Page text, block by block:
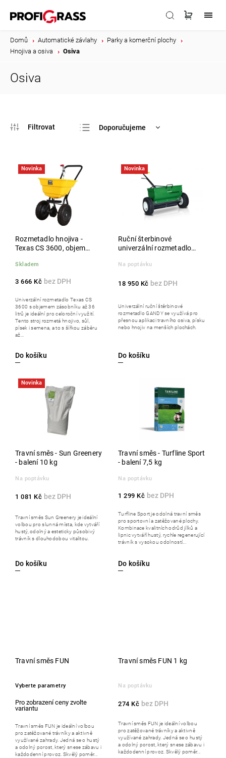
Domů Automatické závlahy Parky a komerční plochy
Hnojiva a osiva
Osiva
Osiva
Doporučujeme
Nejprodávanější
Novinka
Rozmetadlo hnojiva -
Texas CS 3600, objem
Skladem
3 666 Kč
Do košíku
Univerzální rozmetadlo Texas CS
3600 s objemem zásobníku až 36
litrů je ideální pro celoroční využití.
Tento stroj rozmetá hnojivo, sůl,
písek i semena, a to s šířkou záběru
až...
Novinka
Ruční šterbinové
univerzální rozmetadlo
Na poptávku
18 950 Kč
Do košíku
Univerzální ruční štěrbinové
rozmetadlo GANDY se využívá pro
přesnou aplikaci travního osiva, písku
nebo hnojiv na menších plochách.
Novinka
Travní směs - Sun Greenery
- balení 10 kg
Na poptávku
1 081 Kč
Do košíku
Travní směs Sun Greenery je ideální
volbou pro slunná místa, kde vytváří
hustý, odolný a esteticky působivý
trávník s dlouhodobou vitalitou.
Travní směs - Turfline Sport
- balení 7,5 kg
Na poptávku
1 299 Kč
Do košíku
Turfline Sport je odolná travní směs
pro sportovní a zatěžované plochy.
Kombinace kvalitních odrůd jílků a
lipnic vytváří hustý, rychle regenerující
trávník s vysokou odolností...
Travní směs FUN
Vyberte parametry
Travní směs FUN je ideální volbou
pro zatěžované trávníky a aktivně
využívané zahrady. Jedná se o hustý
a odolný porost, který snese zábavu i
každodenní provoz. Skvělý poměr...
Travní směs FUN 1 kg
Na poptávku
274 Kč
Travní směs FUN je ideální volbou
pro zatěžované trávníky a aktivně
využívané zahrady. Jedná se o hustý
a odolný porost, který snese zábavu i
každodenní provoz. Skvělý poměr...